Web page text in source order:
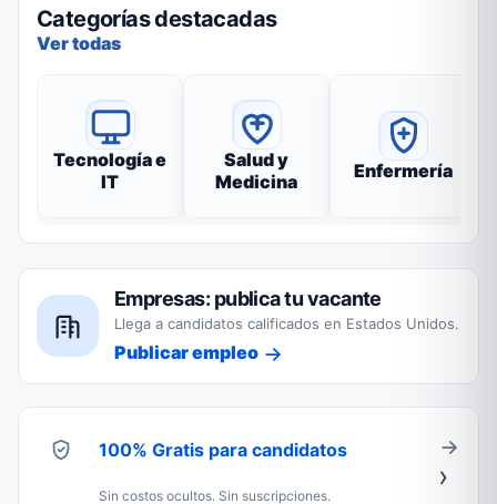
Categorías destacadas
Ver todas
Tecnología e
IT
Salud y
Medicina
Enfermería
Empresas: publica tu vacante
Llega a candidatos calificados en Estados Unidos.
Publicar empleo
100% Gratis para candidatos
Sin costos ocultos. Sin suscripciones.